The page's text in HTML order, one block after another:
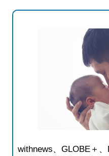
withnews、GLOBE＋